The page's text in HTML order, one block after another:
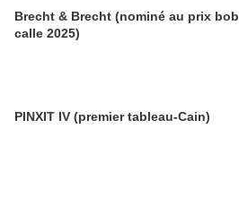
Brecht & Brecht (nominé au prix bob
calle 2025)
PINXIT IV (premier tableau-Cain)